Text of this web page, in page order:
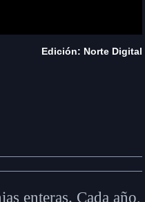
Edición: Norte Digital
enteras. Cada año,